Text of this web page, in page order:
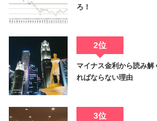
ろ！
2位
マイナス金利から読み
ればならない理由
3位